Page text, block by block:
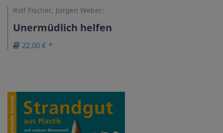
Rolf Fischer, Jürgen Weber:
Unermüdlich helfen
22,00 € *